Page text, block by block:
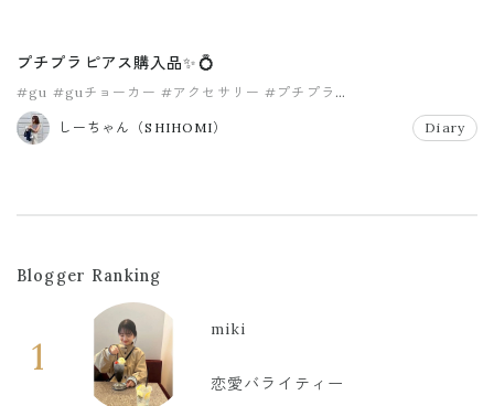
プチプラピアス購入品✨💍
#gu #guチョーカー #アクセサリー #プチプラ
#プチプラアクセサリー
しーちゃん（SHIHOMI）
Diary
Blogger Ranking
1
miki
恋愛バライティー